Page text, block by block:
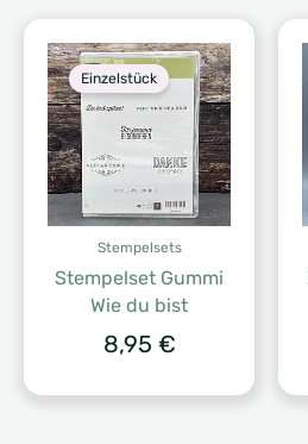
Einzelstück
Stempelsets
Stempelset Gummi
Wie du bist
8,95 €